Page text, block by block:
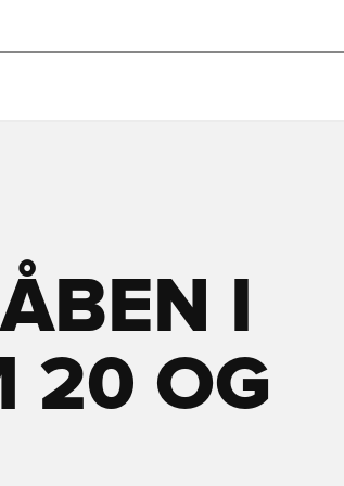
I
20 OG